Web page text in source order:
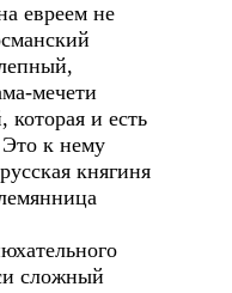
евреем не
мечети
и есть
к нему
княгиня
сложный